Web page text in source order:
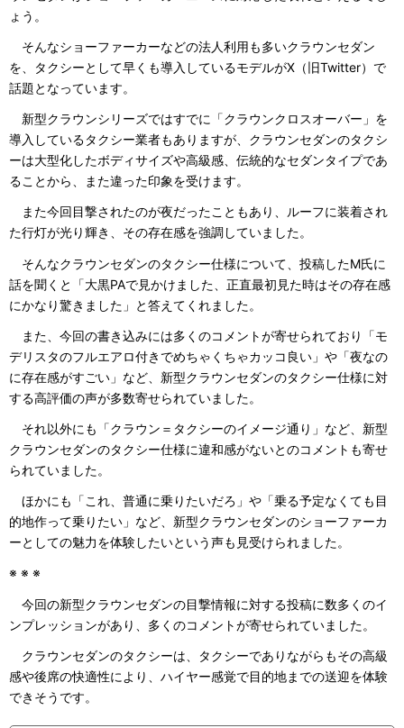
ょう。
そんなショーファーカーなどの法人利用も多いクラウンセダン
を、タクシーとして早くも導入しているモデルがX（旧Twitter）で
話題となっています。
新型クラウンシリーズではすでに「クラウンクロスオーバー」を
導入しているタクシー業者もありますが、クラウンセダンのタクシ
ーは大型化したボディサイズや高級感、伝統的なセダンタイプであ
ることから、また違った印象を受けます。
また今回目撃されたのが夜だったこともあり、ルーフに装着され
た行灯が光り輝き、その存在感を強調していました。
そんなクラウンセダンのタクシー仕様について、投稿したM氏に
話を聞くと「大黒PAで見かけました、正直最初見た時はその存在感
にかなり驚きました」と答えてくれました。
また、今回の書き込みには多くのコメントが寄せられており「モ
デリスタのフルエアロ付きでめちゃくちゃカッコ良い」や「夜なの
に存在感がすごい」など、新型クラウンセダンのタクシー仕様に対
する高評価の声が多数寄せられていました。
それ以外にも「クラウン＝タクシーのイメージ通り」など、新型
クラウンセダンのタクシー仕様に違和感がないとのコメントも寄せ
られていました。
ほかにも「これ、普通に乗りたいだろ」や「乗る予定なくても目
的地作って乗りたい」など、新型クラウンセダンのショーファーカ
ーとしての魅力を体験したいという声も見受けられました。
※ ※ ※
今回の新型クラウンセダンの目撃情報に対する投稿に数多くのイ
ンプレッションがあり、多くのコメントが寄せられていました。
クラウンセダンのタクシーは、タクシーでありながらもその高級
感や後席の快適性により、ハイヤー感覚で目的地までの送迎を体験
できそうです。